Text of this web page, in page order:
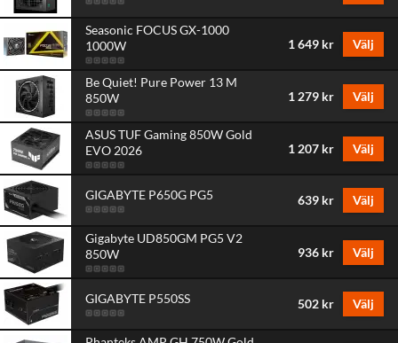
Seasonic FOCUS GX-1000
1000W
1 649 kr Välj
Be Quiet! Pure Power 13 M
850W
1 279 kr Välj
ASUS TUF Gaming 850W Gold
EVO 2026
1 207 kr Välj
GIGABYTE P650G PG5 639 kr Välj
Gigabyte UD850GM PG5 V2
850W
936 kr Välj
GIGABYTE P550SS 502 kr Välj